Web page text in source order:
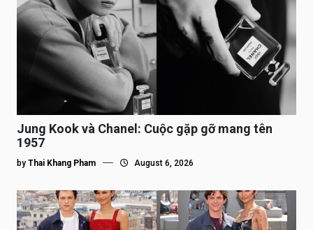
Jung Kook và Chanel: Cuộc gặp gỡ mang tên
1957
by Thai Khang Pham August 6, 2026